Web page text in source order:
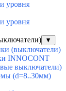
уровня
уровня
▼
(выключатели)
INNOCONT
выключатели)
(d=8..30мм)